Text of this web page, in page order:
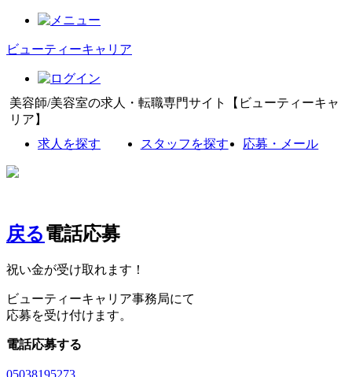
ビューティーキャリア
美容師/美容室の求人・転職専門サイト【ビューティーキャ
リア】
求人を探す
スタッフを探す 応募・メール
戻る電話応募
祝い金が受け取れます！
ビューティーキャリア事務局にて
応募を受け付けます。
電話応募する